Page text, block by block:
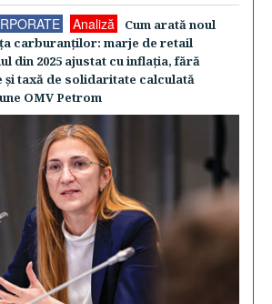
Analiză
Cum arată noul
carburanţilor: marje de retail
din 2025 ajustat cu inflaţia, fără
taxă de solidaritate calculată
OMV Petrom